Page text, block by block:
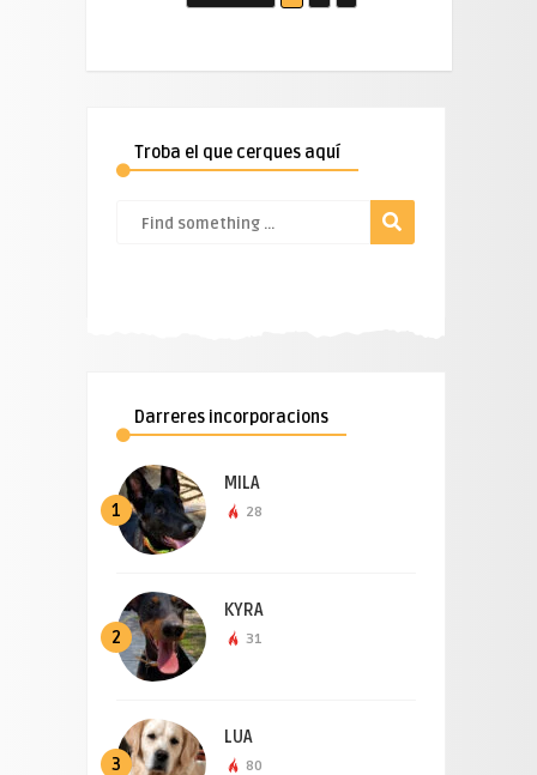
Troba el que cerques aquí
Darreres incorporacions
1
MILA
28
2
KYRA
31
3
LUA
80